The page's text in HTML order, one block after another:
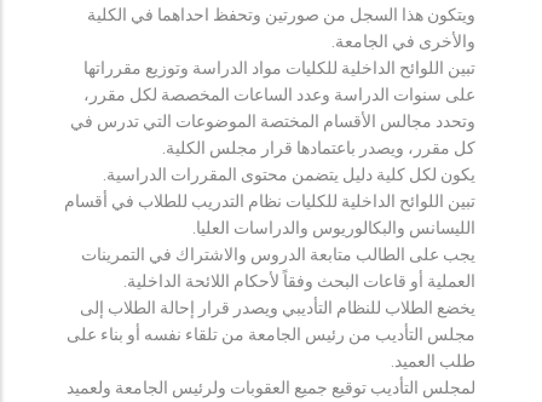
ويتكون هذا السجل من صورتين وتحفظ احداهما في الكلية
والأخرى في الجامعة.
تبين اللوائح الداخلية للكليات مواد الدراسة وتوزيع مقرراتها
على سنوات الدراسة وعدد الساعات المخصصة لكل مقرر،
وتحدد مجالس الأقسام المختصة الموضوعات التي تدرس في
كل مقرر، ويصدر باعتمادها قرار مجلس الكلية.
يكون لكل كلية دليل يتضمن محتوى المقررات الدراسية.
تبين اللوائح الداخلية للكليات نظام التدريب للطلاب في أقسام
الليسانس والبكالوريوس والدراسات العليا.
يجب على الطالب متابعة الدروس والاشتراك في التمرينات
العملية أو قاعات البحث وفقاً لأحكام اللائحة الداخلية.
يخضع الطلاب للنظام التأديبي ويصدر قرار إحالة الطلاب إلى
مجلس التأديب من رئيس الجامعة من تلقاء نفسه أو بناء على
طلب العميد.
لمجلس التأديب توقيع جميع العقوبات ولرئيس الجامعة ولعميد